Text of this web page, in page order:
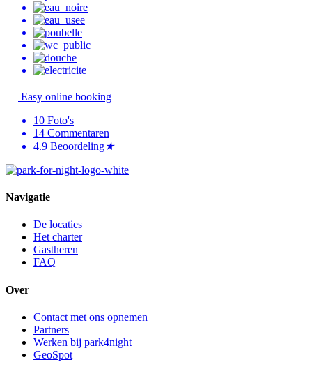
Easy online booking
10 Foto's
14 Commentaren
4.9 Beoordeling★
Navigatie
De locaties
Het charter
Gastheren
FAQ
Over
Contact met ons opnemen
Partners
Werken bij park4night
GeoSpot